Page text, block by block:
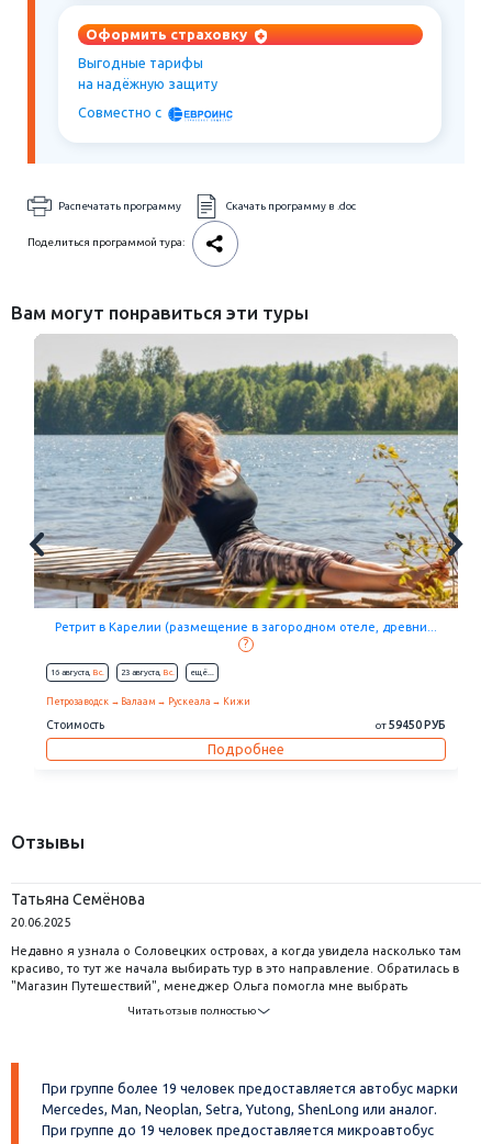
Оформить страховку
Выгодные тарифы
на надёжную защиту
Совместно c
Распечатать программу Скачать программу в .doc
Поделиться программой тура:
Вам могут понравиться эти туры
Ретрит в Карелии (размещение в загородном отеле, древни...
?
16 августа, Вс. 23 августа, Вс. eщё...
Петрозаводск Валаам Рускеала Кижи
Стоимость от59450 РУБ
Подробнее
Отзывы
Татьяна Семёнова
20.06.2025
Недавно я узнала о Соловецких островах, а когда увидела насколько там
красиво, то тут же начала выбирать тур в это направление. Обратилась в
"Магазин Путешествий", менеджер Ольга помогла мне выбрать
Читать отзыв полностью
При группе более 19 человек предоставляется автобус марки
Mercedes, Man, Neoplan, Setra, Yutong, ShenLong или аналог.
При группе до 19 человек предоставляется микроавтобус